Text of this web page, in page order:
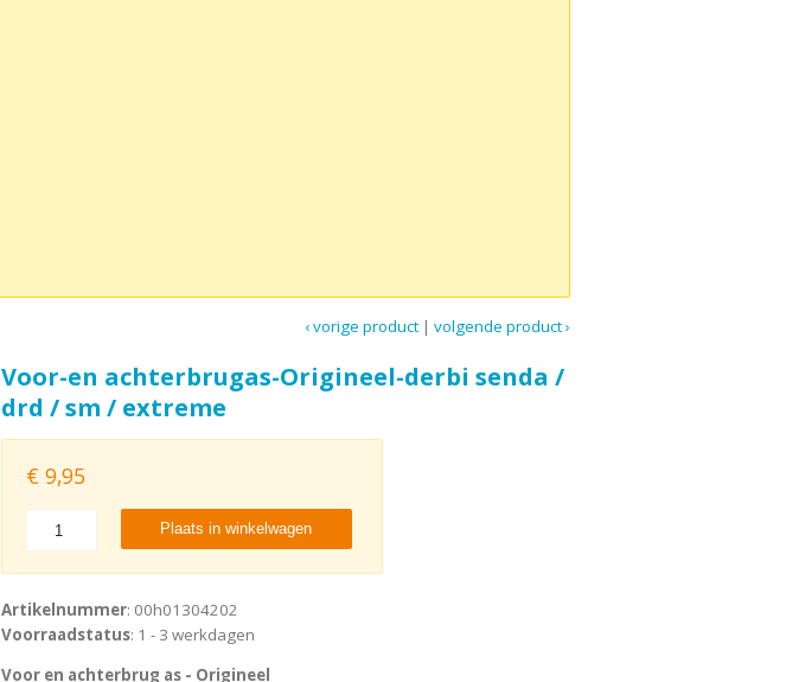
volgende product ›
|
‹ vorige product
Voor-en achterbrugas-Origineel-derbi senda /
drd / sm / extreme
€ 9,95
Plaats in winkelwagen
Artikelnummer: 00h01304202
Voorraadstatus: 1 - 3 werkdagen
Voor en achterbrug as - Origineel